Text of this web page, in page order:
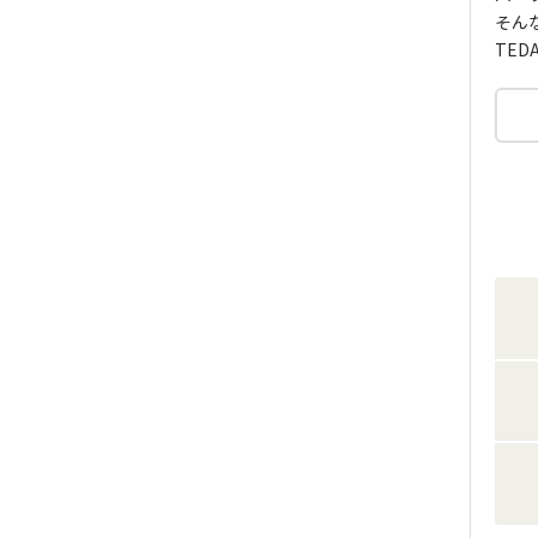
そん